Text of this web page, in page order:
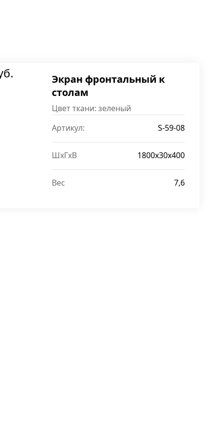
Экран фронтальный к
столам
Цвет ткани: зеленый
Артикул: S-59-08
ШxГxВ 1800x30x400
Вес 7,6